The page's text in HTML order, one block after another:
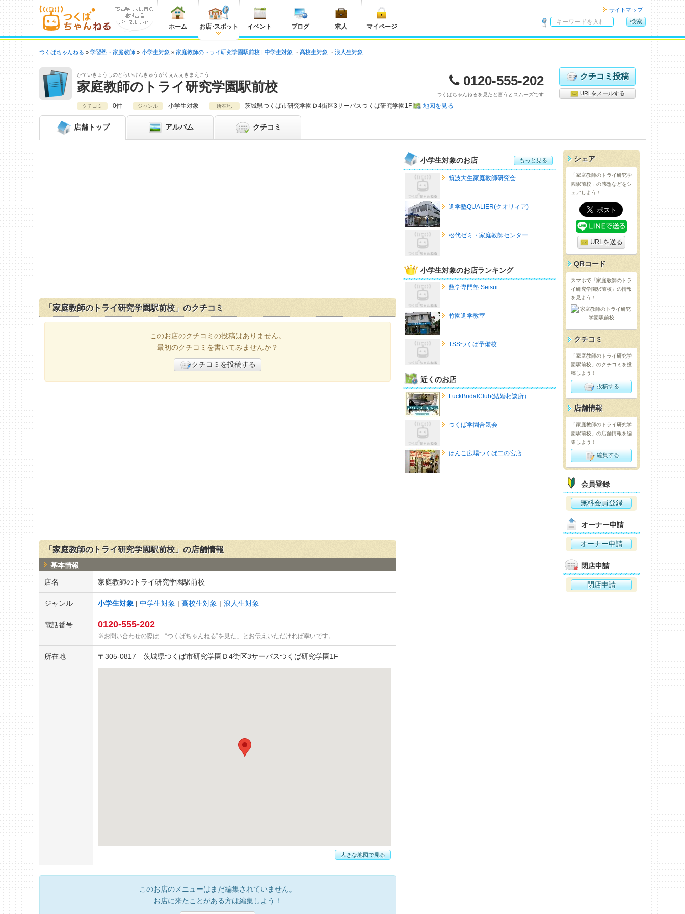
ホーム お店・スポット イベント ブログ 求人 マイページ
サイトマップ
内
索
検索
つくばちゃんねる 学習塾・家庭教師 小学生対象 家庭教師のトライ研究学園駅前校 中学生対象 高校生対象 浪人生対象
かていきょうしのとらいけんきゅうがくえんえきまえこう
家庭教師のトライ研究学園駅前校 0120-555-202
つくばちゃんねるを見たと言うとスムーズです
クチコミ投稿
URLをメールする
クチコミ 0件 ジャンル 小学生対象 所在地 茨城県つくば市研究学園Ｄ4街区3サーパスつくば研究学園1F 地図を見る
店舗 トップ アルバム クチコミ
「家庭教師のトライ研究学園駅前校」のクチコミ
このお店のクチコミの投稿はありません。
最初のクチコミを書いてみませんか？
クチコミを投稿する
「家庭教師のトライ研究学園駅前校」の店舗情報
基本情報
店名 家庭教師のトライ研究学園駅前校
ジャンル 小学生対象 中学生対象 高校生対象 浪人生対象
電話番号 0120-555-202
お問い合わせの際は「“つくばちゃんねる”を見た」とお伝えいただければ幸いです。
所在地 〒 305-0817 茨城県つくば市研究学園Ｄ4街区3サーパスつくば研究学園1F
大きな地図で見る
このお店のメニューはまだ編集されていません。
お店に来たことがある方は編集しよう！
小学生対象のお店 もっと見る
筑波大生家庭教師研究会
進学塾QUALIER(クオリィア)
松代ゼミ・家庭教師センター
小学生対象のお店ランキング
数学専門塾 Seisui
竹園進学教室
TSSつくば予備校
近くのお店
LuckBridalClub(結婚相談所）
つくば学園合気会
はんこ広場つくば二の宮店
シェア
「家庭教師のトライ研究学
園駅前校」の感想などをシ
ェアしよう！
URLを送る
QRコード
スマホで「家庭教師のトラ
イ研究学園駅前校」の情報
を見よう！
クチコミ
「家庭教師のトライ研究学
園駅前校」のクチコミを投
稿しよう！
投稿する
店舗情報
「家庭教師のトライ研究学
園駅前校」の店舗情報を編
集しよう！
編集する
会員登録
無料会員登録
オーナー申請
オーナー申請
閉店申請
閉店申請